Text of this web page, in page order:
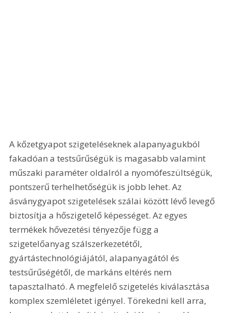
A kőzetgyapot szigeteléseknek alapanyagukból
fakadóan a testsűrűségük is magasabb valamint
műszaki paraméter oldalról a nyomófeszültségük,
pontszerű terhelhetőségük is jobb lehet. Az
ásványgyapot szigetelések szálai között lévő levegő
biztosítja a hőszigetelő képességet. Az egyes
termékek hővezetési tényezője függ a
szigetelőanyag szálszerkezetétől,
gyártástechnológiájától, alapanyagától és
testsűrűségétől, de markáns eltérés nem
tapasztalható. A megfelelő szigetelés kiválasztása
komplex szemléletet igényel. Törekedni kell arra,